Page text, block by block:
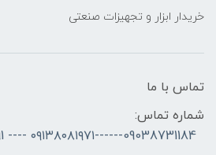
خریدار ابزار و تجهیزات صنعتی
تماس با ما
شماره تماس:
09038731184------۰۹۱۳۸۰۸۱۹۷۱ ---- ۰۹132298091 مجازی